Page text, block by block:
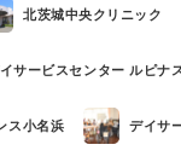
北茨城中央クリニック
サービスセンター ルピナ
ス小名浜 デイサ